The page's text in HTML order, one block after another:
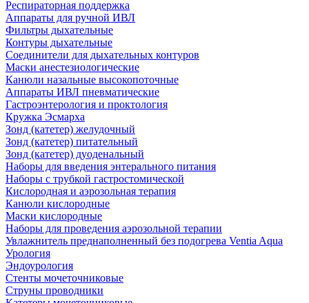
Респираторная поддержка
Аппараты для ручной ИВЛ
Фильтры дыхательные
Контуры дыхательные
Соединители для дыхательных контуров
Маски анестезиологические
Канюли назальные высокопоточные
Аппараты ИВЛ пневматические
Гастроэнтерология и проктология
Кружка Эсмарха
Зонд (катетер) желудочный
Зонд (катетер) питательный
Зонд (катетер) дуоденальный
Наборы для введения энтерального питания
Наборы с трубкой гастростомической
Кислородная и аэрозольная терапия
Канюли кислородные
Маски кислородные
Наборы для проведения аэрозольной терапии
Увлажнитель преднаполненный без подогрева Ventia Aqua
Урология
Эндоурология
Стенты мочеточниковые
Струны проводники